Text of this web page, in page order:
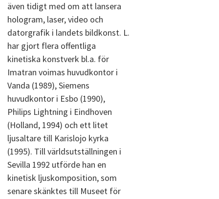
även tidigt med om att lansera
hologram, laser, video och
datorgrafik i landets bildkonst. L.
har gjort flera offentliga
kinetiska konstverk bl.a. för
Imatran voimas huvudkontor i
Vanda (1989), Siemens
huvudkontor i Esbo (1990),
Philips Lightning i Eindhoven
(Holland, 1994) och ett litet
ljusaltare till Karislojo kyrka
(1995). Till världsutställningen i
Sevilla 1992 utförde han en
kinetisk ljuskomposition, som
senare skänktes till Museet för